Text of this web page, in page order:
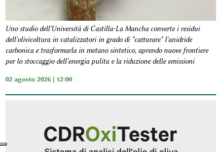
Uno studio dell'Università di Castilla-La Mancha converte i residui
dell'olivicoltura in catalizzatori in grado di "catturare" l'anidride
carbonica e trasformarla in metano sintetico, aprendo nuove frontiere
per lo stoccaggio dell'energia pulita e la riduzione delle emissioni
02 agosto 2026 | 12:00